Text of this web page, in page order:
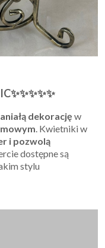
dekorację w
. Kwietniki w
i pozwolą
dostępne są
stylu